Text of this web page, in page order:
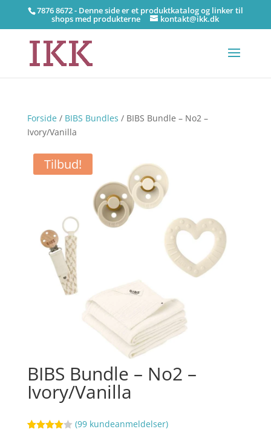
7876 8672 - Denne side er et produktkatalog og linker til
shops med produkterne kontakt@ikk.dk
Forside/ BIBS Bundles / BIBS Bundle – No2 –
Ivory/Vanilla
Tilbud!
BIBS Bundle – No2 –
Ivory/Vanilla
(99 kundeanmeldelser)